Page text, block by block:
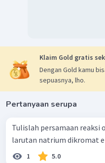
Klaim Gold gratis
Dengan Gold kamu
sepuasnya, lho.
Pertanyaan serupa
Tulislah persamaan reaksi
larutan natrium dikro­mat
1 5.0